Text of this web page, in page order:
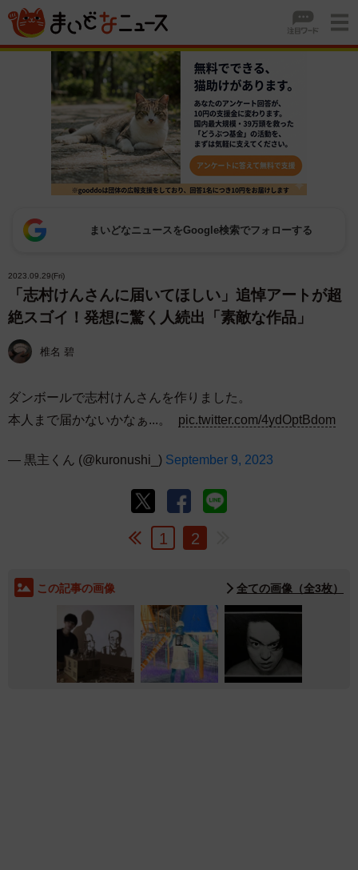
まいどなニュースをGoogle検索でフォローする
2023.09.29(Fri)
「志村けんさんに届いてほしい」追悼アートが超
絶スゴイ！発想に驚く人続出「素敵な作品」
椎名 碧
ダンボールで志村けんさんを作りました。
本人まで届かないかなぁ...。
pic.twitter.com/4ydOptBdom
— 黒主くん (@kuronushi_) September 9, 2023
1 2
この記事の画像 全ての画像（全3枚）